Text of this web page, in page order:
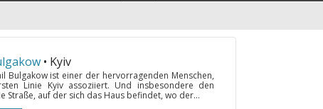
• Kyiv
Bulgakow ist einer der hervorragenden Menschen,
Linie Kyiv assoziiert. Und insbesondere den
Straße, auf der sich das Haus befindet, wo der...